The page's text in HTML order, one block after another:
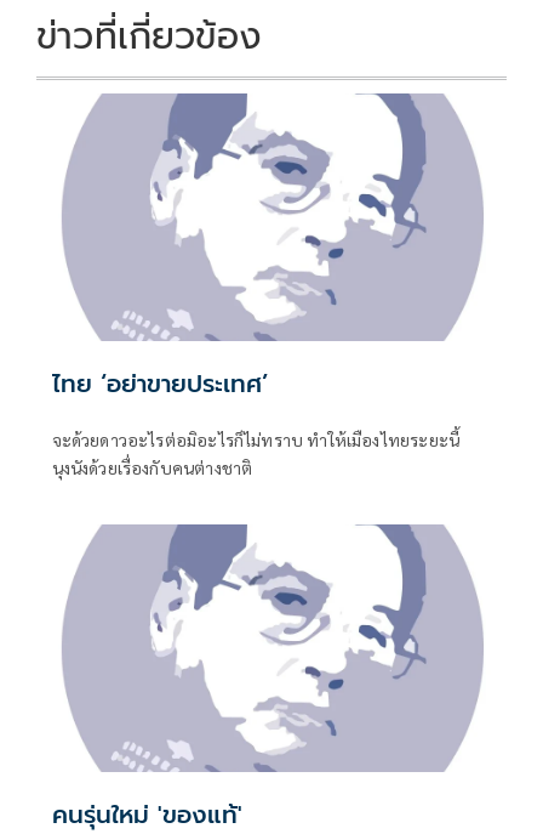
k k
ข่าวที่เกี่ยวข้อง
ไทย ‘อย่าขายประเทศ’
จะด้วยดาวอะไรต่อมิอะไรก็ไม่ทราบ ทำให้เมืองไทยระยะนี้
นุงนังด้วยเรื่องกับคนต่างชาติ
คนรุ่นใหม่ 'ของแท้'